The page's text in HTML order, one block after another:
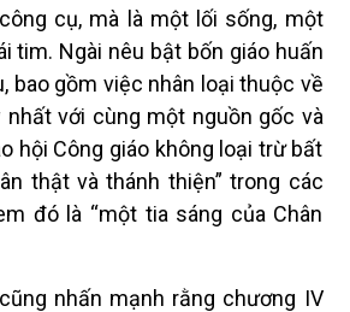
cụ, mà là một lối sống, một
tim. Ngài nêu bật bốn giáo huấn
bao gồm việc nhân loại thuộc về
nhất với cùng một nguồn gốc và
hội Công giáo không loại trừ bất
thật và thánh thiện” trong các
đó là “một tia sáng của Chân
nhấn mạnh rằng chương IV